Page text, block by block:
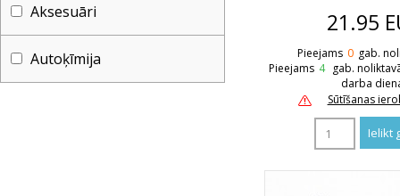
Aksesuāri
Autoķīmija
21.95
Pieejams 0 gab.
Pieejams 4 gab.
darba
Sūtīšanas